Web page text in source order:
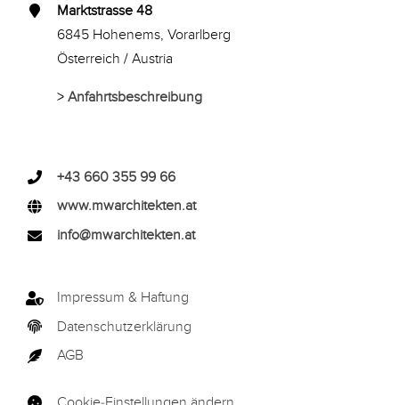
Marktstrasse 48
6845 Hohenems, Vorarlberg
Österreich / Austria
>Anfahrtsbeschreibung
+43 660 355 99 66
www.mwarchitekten.at
info@mwarchitekten.at
Impressum & Haftung
Datenschutzerklärung
AGB